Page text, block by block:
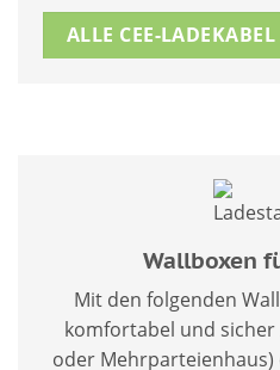
ALLE CEE-
Wallboxen
Mit den folgenden
komfortabel und sicher
oder